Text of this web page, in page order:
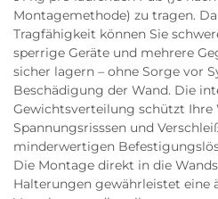
Montagemethode) zu tragen.
Tragfähigkeit können Sie
sperrige Geräte und mehrere
sicher lagern – ohne Sorge vor
Beschädigung der Wand. Die
Gewichtsverteilung schützt Ihre
Spannungsrisssen und
minderwertigen
Die Montage direkt in die
Halterungen gewährleistet eine